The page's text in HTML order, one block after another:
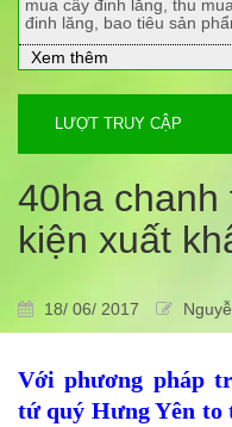
mua cây đinh lăng, thu
đinh lăng, bao tiêu sản
Xem thêm
LƯỢT TRUY CẬP
40ha chanh
kiện xuất
18/ 06/ 2017
Với phương pháp
tứ quý Hưng Yên to